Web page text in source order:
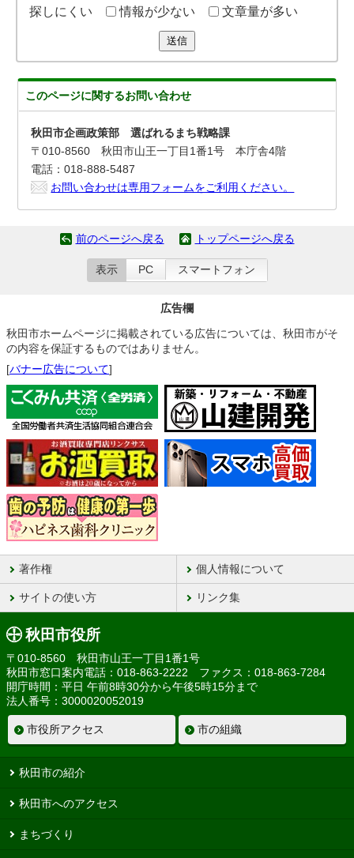
探しにくい
情報が少ない 文章量が多い
送信
このページに関するお問い合わせ
秋田市企画政策部 選ばれるまち戦略課
〒010-8560 秋田市山王一丁目1番1号 本庁舎4階
電話：018-888-5487
お問い合わせは専用フォームをご利用ください。
前のページへ戻る トップページへ戻る
表示 PC スマートフォン
広告欄
秋田市ホームページに掲載されている広告については、秋田市がそ
の内容を保証するものではありません。
[バナー広告について]
著作権 個人情報について
サイトの使い方 リンク集
秋田市役所
〒010-8560 秋田市山王一丁目1番1号
秋田市窓口案内電話：018-863-2222 ファクス：018-863-7284
開庁時間：平日 午前8時30分から午後5時15分まで
法人番号：3000020052019
市役所アクセス 市の組織
秋田市の紹介
秋田市へのアクセス
まちづくり